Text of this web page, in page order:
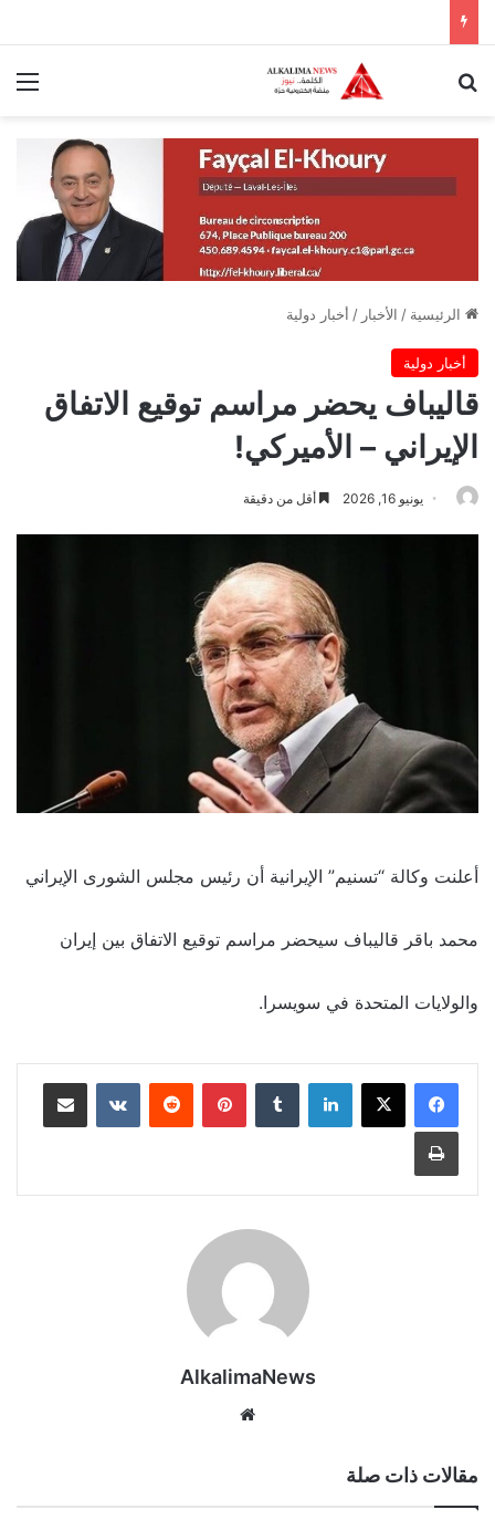
الرئيسية / الأخبار / أخبار دولية
أخبار دولية
قاليباف يحضر مراسم توقيع الاتفاق
الإيراني – الأميركي!
يونيو 16, 2026 أقل من دقيقة
أعلنت وكالة “تسنيم” الإيرانية أن رئيس مجلس الشورى الإيراني
محمد باقر قاليباف سيحضر مراسم توقيع الاتفاق بين إيران
والولايات المتحدة في سويسرا.
لينكدإن بينتيريست
AlkalimaNews
مقالات ذات صلة